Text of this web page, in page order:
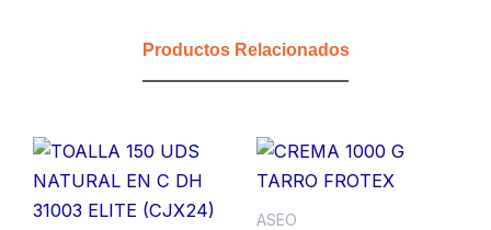
Productos Relacionados
ASEO